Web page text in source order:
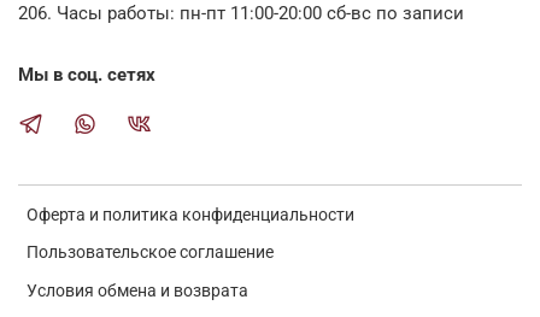
Оферта и политика конфиденциальности
Пользовательское соглашение
Условия обмена и возврата
206. Часы работы: пн-пт 11:00-20:00 сб-вс по записи
Мы в соц. сетях